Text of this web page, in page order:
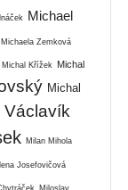
Michael
Michaela Zemková
Michal Křížek Michal
Michal
Václavík
Milan Mihola
Josefovičová
Miloslav